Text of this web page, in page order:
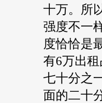
十万。所
强度不一
度恰恰是
有6万出
七十分之
面的二十